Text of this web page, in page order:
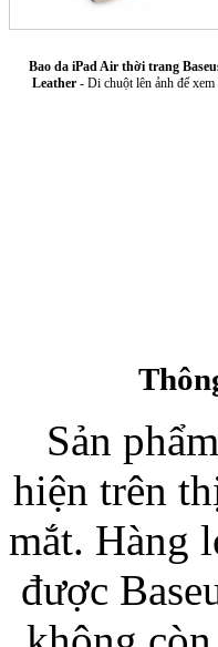
Bao da iPad Air thời trang
Leather- Di chuột lên ảnh để xem
Sản phẩm
hiện trên
mắt. Hàng
được